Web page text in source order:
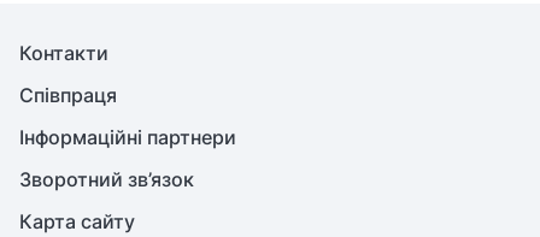
Контакти
Співпраця
Інформаційні партнери
Зворотний зв’язок
Карта сайту